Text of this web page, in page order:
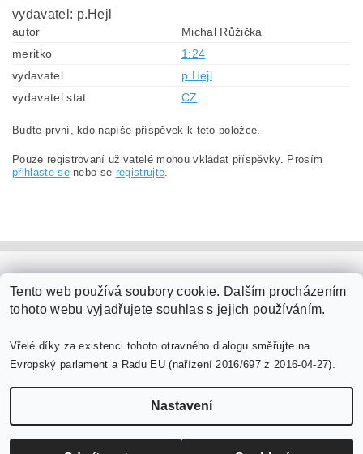
vydavatel: p.Hejl
autor
Michal Růžička
meritko
1:24
vydavatel
p.Hejl
vydavatel stat
CZ
Buďte první, kdo napíše příspěvek k této položce.
Pouze registrovaní uživatelé mohou vkládat příspěvky. Prosím
přihlaste senebo se registrujte.
Vytvořil Shoptet
Tento web používá soubory cookie. Dalším procházením
tohoto webu vyjadřujete souhlas s jejich používáním.
Vřelé díky za existenci tohoto otravného dialogu směřujte na
Evropský parlament a Radu EU (nařízení 2016/697 z 2016-04-27).
Nastavení